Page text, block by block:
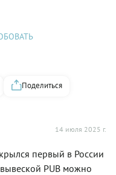
14 июля 2025 г.
Поделиться
первый в России
PUB можно